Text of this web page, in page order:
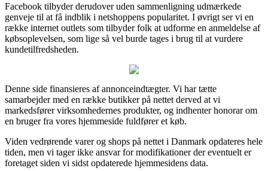
Facebook tilbyder derudover uden sammenligning udmærkede
genveje til at få indblik i netshoppens popularitet. I øvrigt ser vi en
række internet outlets som tilbyder folk at udforme en anmeldelse af
købsoplevelsen, som lige så vel burde tages i brug til at vurdere
kundetilfredsheden.
Denne side finansieres af annonceindtægter. Vi har tætte
samarbejder med en række butikker på nettet derved at vi
markedsfører virksomhedernes produkter, og indhenter honorar om
en bruger fra vores hjemmeside fuldfører et køb.
Viden vedrørende varer og shops på nettet i Danmark opdateres hele
tiden, men vi tager ikke ansvar for modifikationer der eventuelt er
foretaget siden vi sidst opdaterede hjemmesidens data.